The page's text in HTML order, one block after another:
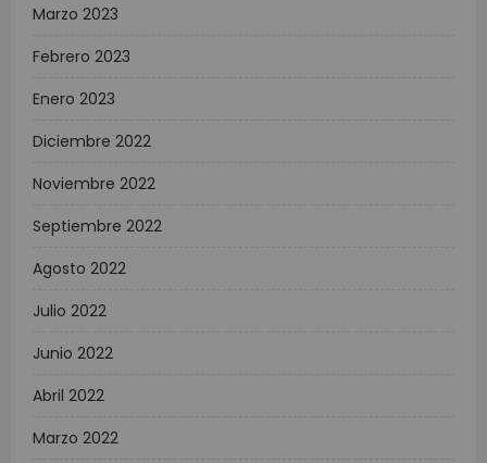
Marzo 2023
Febrero 2023
Enero 2023
Diciembre 2022
Noviembre 2022
Septiembre 2022
Agosto 2022
Julio 2022
Junio 2022
Abril 2022
Marzo 2022